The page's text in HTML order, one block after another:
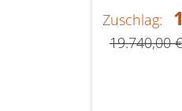
Zuschlag:
19.740,00 €